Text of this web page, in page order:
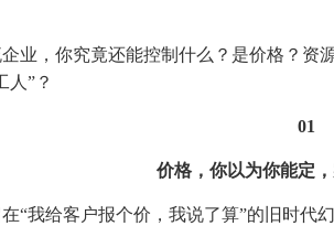
业，你究竟还能控制什么？是价格？资
人”？
01
价格，你以为你能定
“我给客户报个价，我说了算”的旧时代